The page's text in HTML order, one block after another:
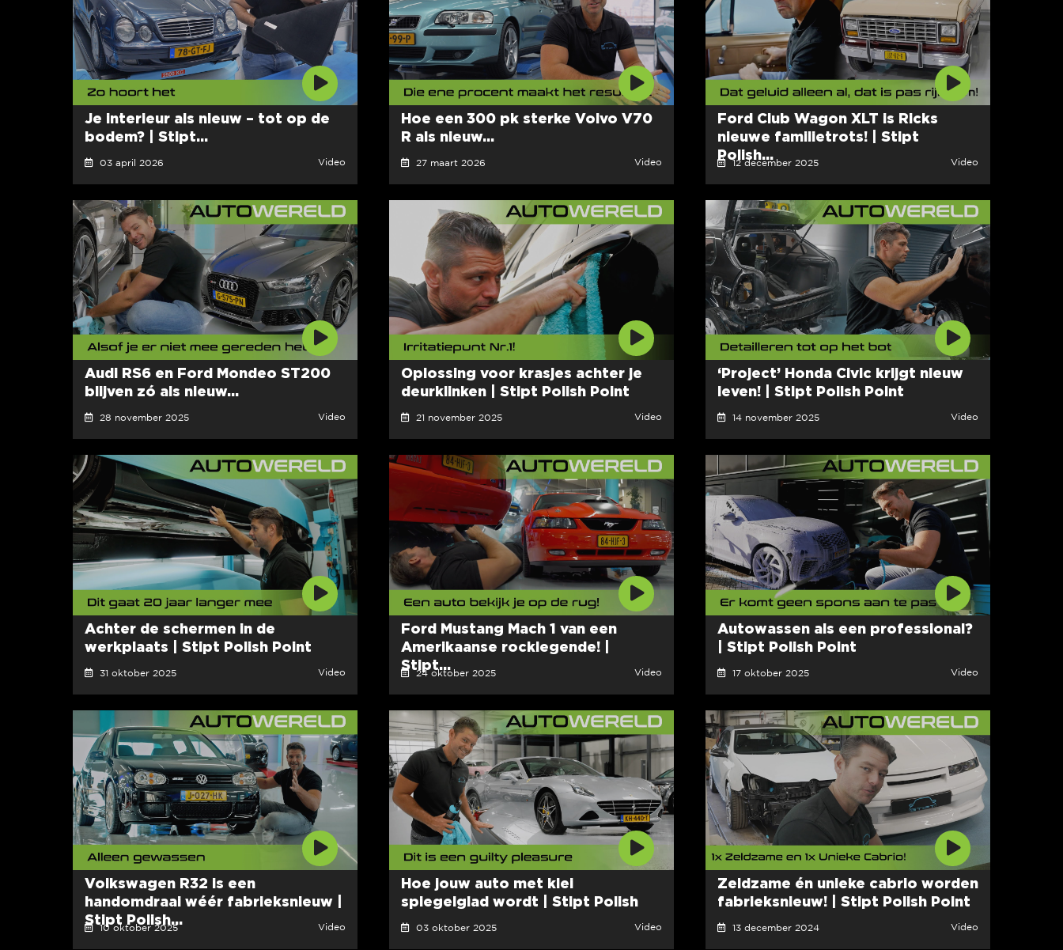
Je interieur als nieuw – tot op de
bodem? | Stipt...
03 april 2026 Video
Hoe een 300 pk sterke Volvo V70
R als nieuw...
27 maart 2026 Video
Ford Club Wagon XLT is Ricks
nieuwe familietrots! | Stipt
Polish...
12 december 2025 Video
Audi RS6 en Ford Mondeo ST200
blijven zó als nieuw...
28 november 2025 Video
Oplossing voor krasjes achter je
deurklinken | Stipt Polish Point
21 november 2025 Video
‘Project’ Honda Civic krijgt nieuw
leven! | Stipt Polish Point
14 november 2025 Video
Achter de schermen in de
werkplaats | Stipt Polish Point
31 oktober 2025 Video
Ford Mustang Mach 1 van een
Amerikaanse rocklegende! |
Stipt...
24 oktober 2025 Video
Autowassen als een professional?
| Stipt Polish Point
17 oktober 2025 Video
Volkswagen R32 is een
handomdraai wéér fabrieksnieuw |
Stipt Polish...
10 oktober 2025 Video
Hoe jouw auto met klei
spiegelglad wordt | Stipt Polish
03 oktober 2025 Video
Zeldzame én unieke cabrio worden
fabrieksnieuw! | Stipt Polish Point
13 december 2024 Video